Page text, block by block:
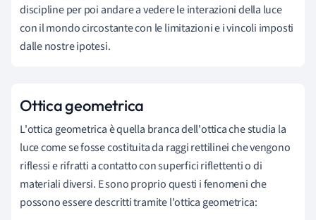
discipline per poi andare a vedere le interazioni della luce
con il mondo circostante con le limitazioni e i vincoli imposti
dalle nostre ipotesi.
Ottica geometrica
L'ottica geometrica è quella branca dell'ottica che studia la
luce come se fosse costituita da raggi rettilinei che vengono
riflessi e rifratti a contatto con superfici riflettenti o di
materiali diversi. E sono proprio questi i fenomeni che
possono essere descritti tramite l'ottica geometrica: